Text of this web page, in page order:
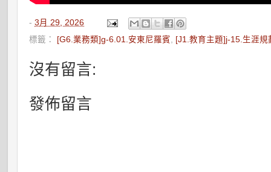
-3月 29, 2026
標籤： [G6.業務類]g-6.01.安東尼羅賓 [J1.教育主題]j-15.生涯規
沒有留言:
發佈留言